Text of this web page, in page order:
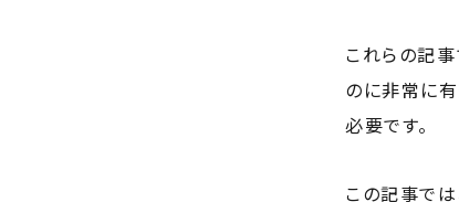
これらの記
のに非常に
必要です。
この記事で